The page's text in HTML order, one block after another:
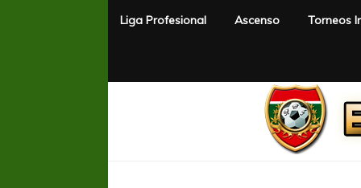
Liga Profesional Ascenso Torneos